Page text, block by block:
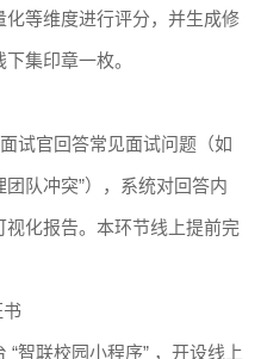
等维度进行评分，并生成修
集印章一枚。
试官回答常见面试问题（如
团队冲突”），系统对回答内
化报告。本环节线上提前完
智联校园小程序” ，开设线上